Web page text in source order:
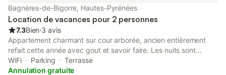
Bagnères-de-Bigorre, Hautes-Pyrénées
Location de vacances pour 2 personnes
7.3Bien⋅3 avis
Appartement charmant sur cour arborée, ancien entièrement
refait cette année avec gout et savoir faire. Les nuits sont
fraîches et calme. Proximité immédiate du centre ville et de la
montagne. Possibilité de garer un véhicule. Chat et enfants
WiFi Parking
Terrasse
Annulation gratuite